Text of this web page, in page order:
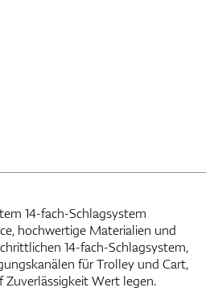
14-fach-Schlagsystem
hochwertige Materialien und
14-fach-Schlagsystem,
für Trolley und Cart,
Zuverlässigkeit Wert legen.